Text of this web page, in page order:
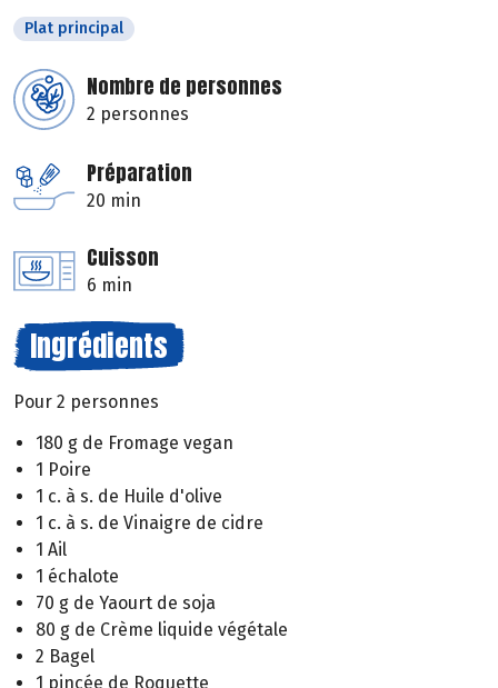
Plat principal
Nombre de personnes
2 personnes
Préparation
20 min
Cuisson
6 min
Ingrédients
Pour 2 personnes
180 g de Fromage vegan
1 Poire
1 c. à s. de Huile d'olive
1 c. à s. de Vinaigre de cidre
1 Ail
1 échalote
70 g de Yaourt de soja
80 g de Crème liquide végétale
2 Bagel
1 pincée de Roquette